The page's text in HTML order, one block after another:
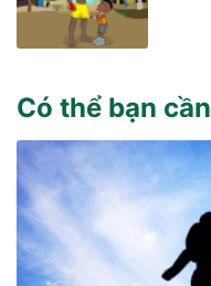
Có thể bạn cần